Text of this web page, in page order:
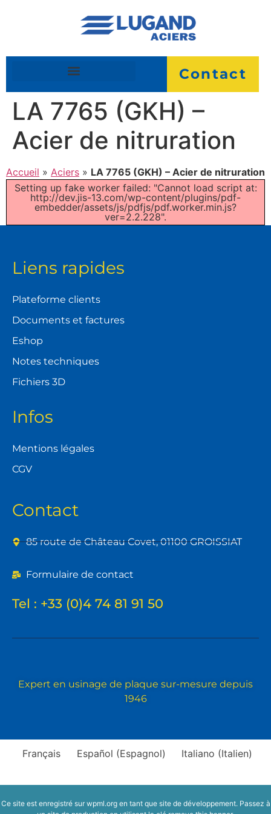
Contact
LA 7765 (GKH) –
Acier de nitruration
Accueil » Aciers » LA 7765 (GKH) – Acier de nitruration
Setting up fake worker failed: "Cannot load script at:
http://dev.jis-13.com/wp-content/plugins/pdf-
embedder/assets/js/pdfjs/pdf.worker.min.js?
ver=2.2.228".
Liens rapides
Plateforme clients
Documents et factures
Eshop
Notes techniques
Fichiers 3D
Infos
Mentions légales
CGV
Contact
85 route de Château Covet, 01100 GROISSIAT
Formulaire de contact
Tel : +33 (0)4 74 81 91 50
Expert en usinage de plaque sur-mesure depuis
1946
Français Español (Espagnol) Italiano (Italien)
Ce site est enregistré sur wpml.orgen tant que site de développement. Passez à